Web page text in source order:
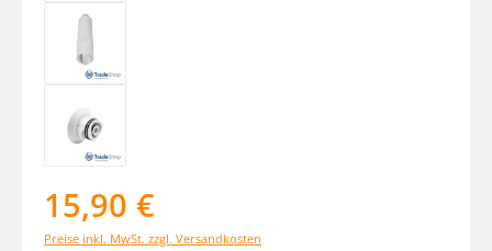
15,90 €
Preise inkl. MwSt. zzgl. Versandkosten